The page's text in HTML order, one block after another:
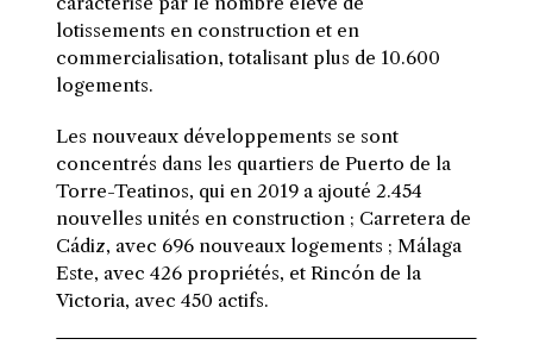
lotissements en construction et en
commercialisation, totalisant plus de 10.600
logements.
Les nouveaux développements se sont
concentrés dans les quartiers de Puerto de la
Torre-Teatinos, qui en 2019 a ajouté 2.454
nouvelles unités en construction ; Carretera de
Cádiz, avec 696 nouveaux logements ; Málaga
Este, avec 426 propriétés, et Rincón de la
Victoria, avec 450 actifs.